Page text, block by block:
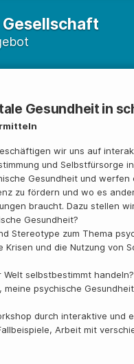
Gesellschaft
Gesundheit in
wir uns auf
und Selbstfürsorge
Gesundheit und
zu fördern und wo es
braucht. Dazu stellen
Gesundheit?
Stereotype zum Thema
Krisen und die Nutzung von
selbstbestimmt handeln?
meine psychische
durch interaktive und
Arbeit mit